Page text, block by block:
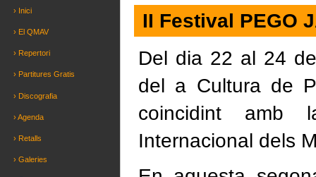
› Inici
› El QMAV
› Repertori
› Partitures Gratis
› Discografia
› Agenda
› Retalls
› Galeries
II Festival PEGO
Del dia 22 al 24
del a Cultura de
coincidint amb
Internacional dels